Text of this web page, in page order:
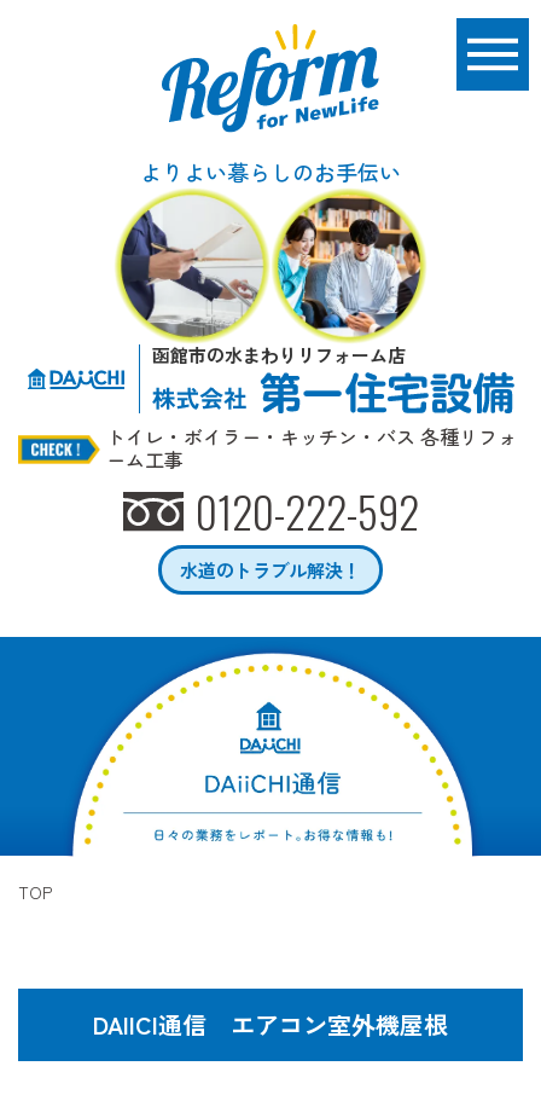
よりよい暮らしのお手伝い
函館市の水まわりリフォーム店
トイレ・ボイラー・キッチン・バス 各種リフォ
ーム工事
0120-222-592
水道のトラブル解決！
TOP
DAIICI通信 エアコン室外機屋根